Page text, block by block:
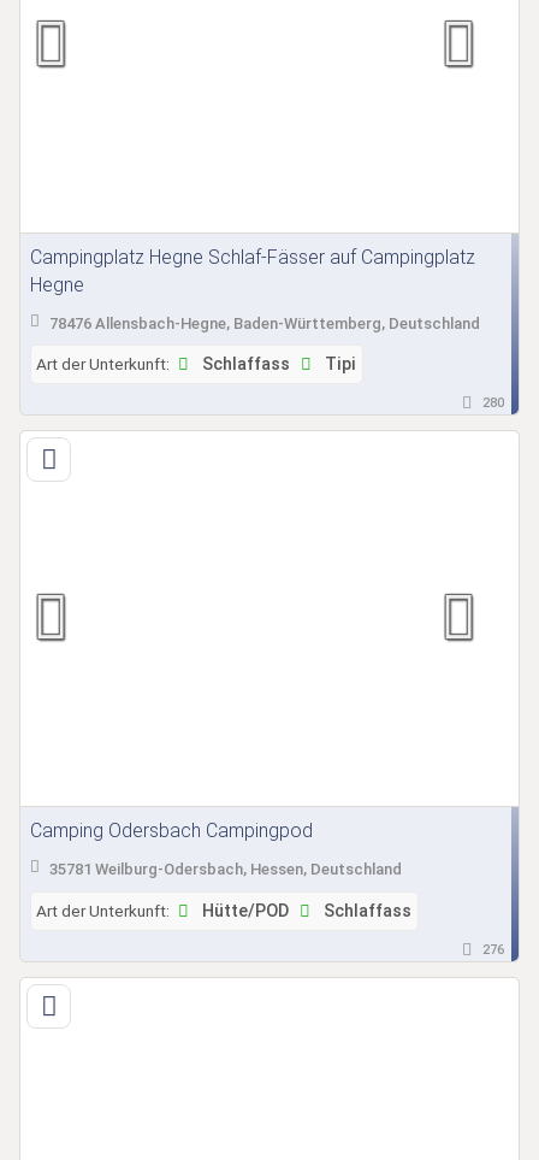
Campingplatz Hegne Schlaf-Fässer auf Campingplatz
Hegne
78476 Allensbach-Hegne, Baden-Württemberg, Deutschland
Art der Unterkunft: Schlaffass Tipi
280
Camping Odersbach Campingpod
35781 Weilburg-Odersbach, Hessen, Deutschland
Art der Unterkunft: Hütte/POD Schlaffass
276